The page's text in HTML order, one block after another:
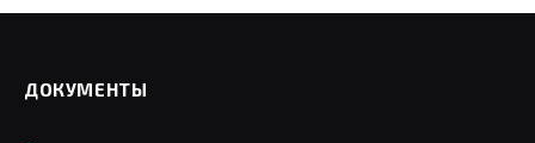
ДОКУМЕНТЫ